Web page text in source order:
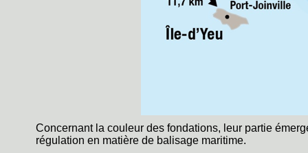
Concernant la couleur des fondations, leur partie
régulation en matière de balisage maritime.